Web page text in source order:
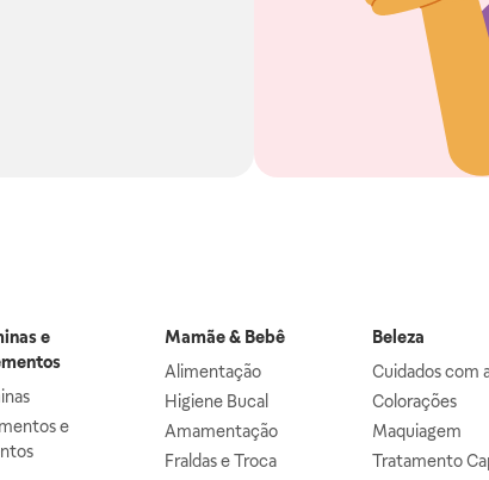
e
e
Mamãe & Bebê
Alimentação
Higiene Bucal
Amamentação
Fraldas e Troca
Beleza
Cuidados com
Colorações
Maquiagem
Tratamento